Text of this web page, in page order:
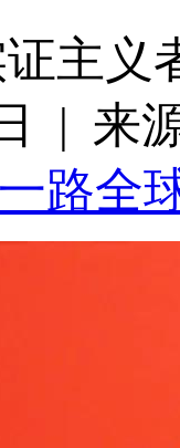
主义
| 来
路全